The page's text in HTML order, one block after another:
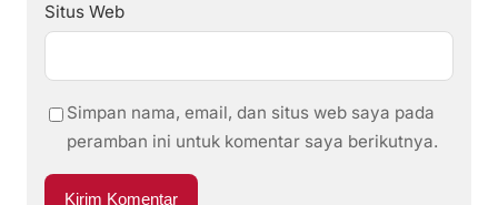
Situs Web
Simpan nama, email, dan situs web saya pada
peramban ini untuk komentar saya berikutnya.